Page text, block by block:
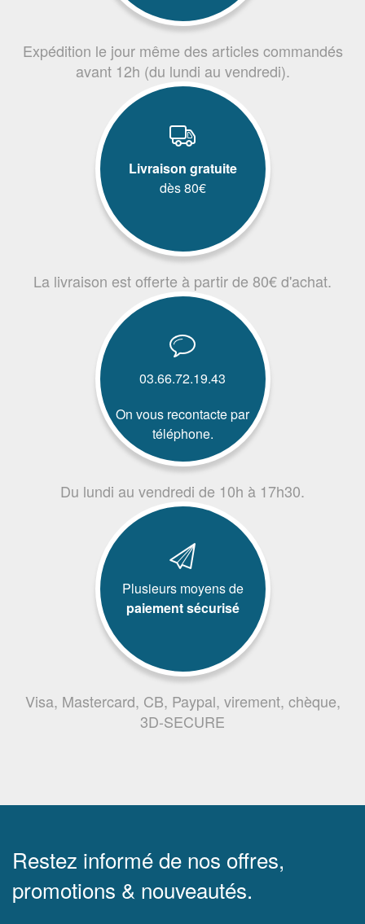
Expédition le jour même des articles commandés
avant 12h (du lundi au vendredi).
Livraison gratuite
dès 80€
La livraison est offerte à partir de 80€ d'achat.
03.66.72.19.43
On vous recontacte par
téléphone.
Du lundi au vendredi de 10h à 17h30.
Plusieurs moyens de
paiement sécurisé
Visa, Mastercard, CB, Paypal, virement, chèque,
3D-SECURE
Restez informé de nos offres,
promotions & nouveautés.